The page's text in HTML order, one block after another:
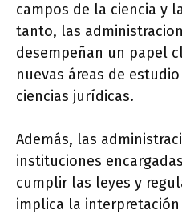
campos de la ciencia y
tanto, las
desempeñan un papel
nuevas áreas de
ciencias jurídicas.
Además, las
instituciones
cumplir las leyes y
implica la